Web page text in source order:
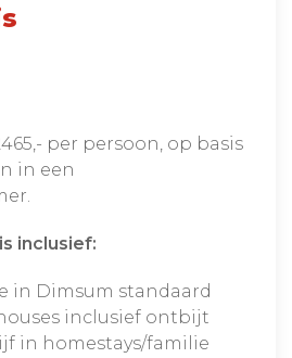
per persoon, op basis
in een
inclusief:
in Dimsum standaard
inclusief ontbijt
in homestays/familie